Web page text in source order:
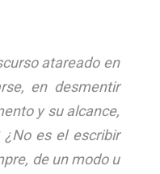
atareado en
en desmentir
y su alcance,
es el escribir
de un modo u